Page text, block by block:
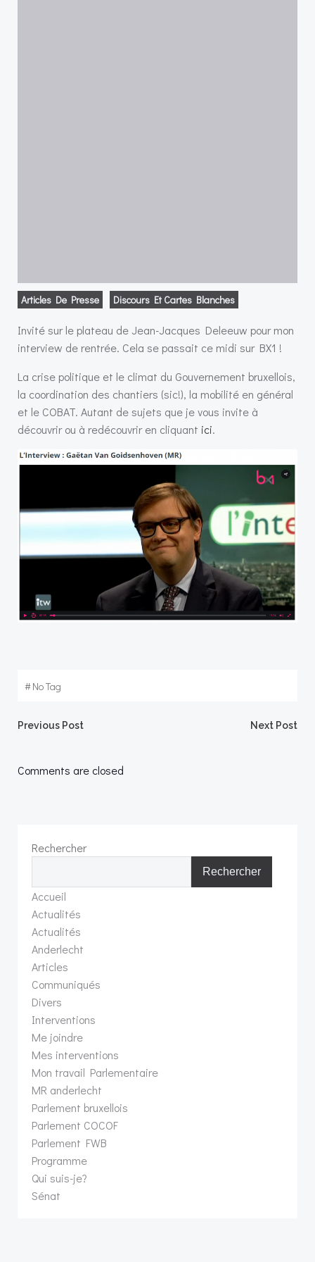
Articles De Presse Discours Et Cartes Blanches
Invité sur le plateau de Jean-Jacques Deleeuw pour mon
interview de rentrée. Cela se passait ce midi sur BX1 !
La crise politique et le climat du Gouvernement bruxellois,
la coordination des chantiers (sic!), la mobilité en général
et le COBAT. Autant de sujets que je vous invite à
découvrir ou à redécouvrir en cliquant ici.
#No Tag
Post
navigation
Previous Post Next Post
Comments are closed
Rechercher
Rechercher
Accueil
Actualités
Actualités
Anderlecht
Articles
Communiqués
Divers
Interventions
Me joindre
Mes interventions
Mon travail Parlementaire
MR anderlecht
Parlement bruxellois
Parlement COCOF
Parlement FWB
Programme
Qui suis-je?
Sénat